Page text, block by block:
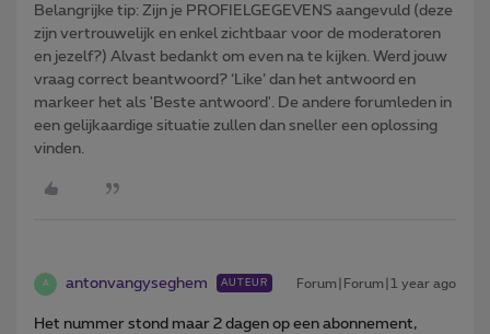
Belangrijke tip: Zijn je PROFIELGEGEVENS aangevuld (deze
zijn vertrouwelijk en enkel zichtbaar voor de moderatoren
en jezelf?) Alvast bedankt om even na te kijken. Werd jouw
vraag correct beantwoord? ‘Like’ dan het antwoord en
markeer het als 'Beste antwoord'. De andere forumleden in
een gelijkaardige situatie zullen dan sneller een oplossing
vinden.
A antonvangyseghem AUTEUR Forum|Forum|1 year ago
Het nummer stond maar 2 dagen op een abonnement,